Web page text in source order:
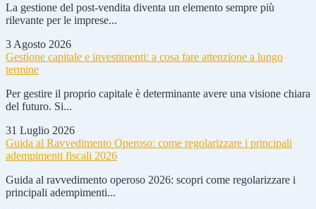
La gestione del post-vendita diventa un elemento sempre più
rilevante per le imprese...
3 Agosto 2026
Gestione capitale e investimenti: a cosa fare attenzione a lungo
termine
Per gestire il proprio capitale è determinante avere una visione chiara
del futuro. Si...
31 Luglio 2026
Guida al Ravvedimento Operoso: come regolarizzare i principali
adempimenti fiscali 2026
Guida al ravvedimento operoso 2026: scopri come regolarizzare i
principali adempimenti...